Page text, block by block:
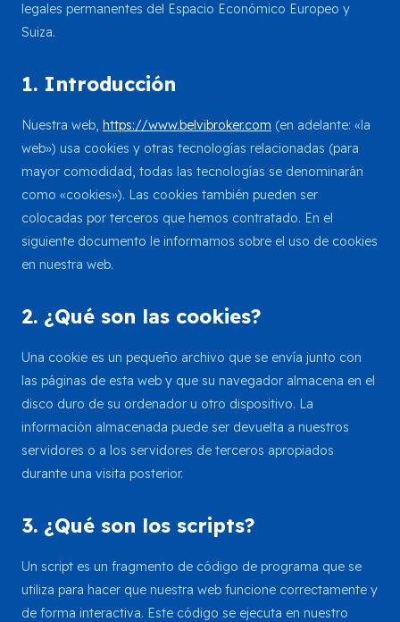
legales permanentes del Espacio Económico Europeo y
Suiza.
1. Introducción
Nuestra web, https://www.belvibroker.com (en adelante: «la
web») usa cookies y otras tecnologías relacionadas (para
mayor comodidad, todas las tecnologías se denominarán
como «cookies»). Las cookies también pueden ser
colocadas por terceros que hemos contratado. En el
siguiente documento le informamos sobre el uso de cookies
en nuestra web.
2. ¿Qué son las cookies?
Una cookie es un pequeño archivo que se envía junto con
las páginas de esta web y que su navegador almacena en el
disco duro de su ordenador u otro dispositivo. La
información almacenada puede ser devuelta a nuestros
servidores o a los servidores de terceros apropiados
durante una visita posterior.
3. ¿Qué son los scripts?
Un script es un fragmento de código de programa que se
utiliza para hacer que nuestra web funcione correctamente y
de forma interactiva. Este código se ejecuta en nuestro